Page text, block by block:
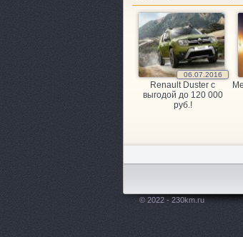
06.07.2016
Renault Duster с
выгодой до 120 000
руб.!
© 2022 - 230km.ru